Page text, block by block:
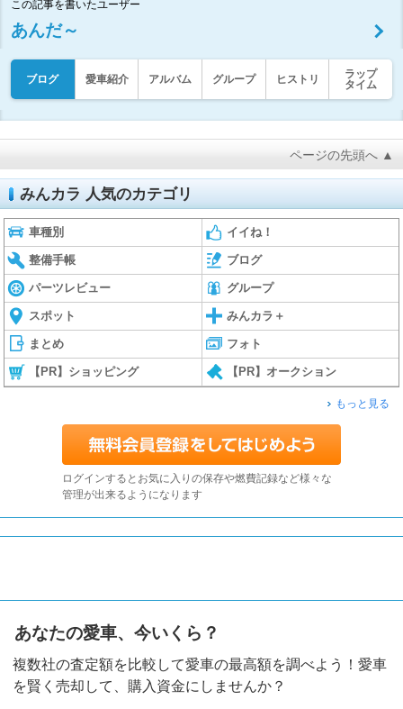
この記事を書いたユーザー
あんだ～
ブログ 愛車紹介 アルバム グループ ヒストリ
ラップ
タイム
ページの先頭へ ▲
みんカラ 人気のカテゴリ
車種別 イイね！
整備手帳 ブログ
パーツレビュー グループ
スポット みんカラ＋
まとめ フォト
【PR】ショッピング 【PR】オークション
もっと見る
ログインするとお気に入りの保存や燃費記録など様々な
管理が出来るようになります
あなたの愛車、今いくら？
複数社の査定額を比較して愛車の最高額を調べよう！愛車
を賢く売却して、購入資金にしませんか？